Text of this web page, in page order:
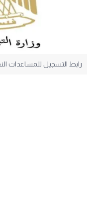
رابط التسجيل للمساعدات